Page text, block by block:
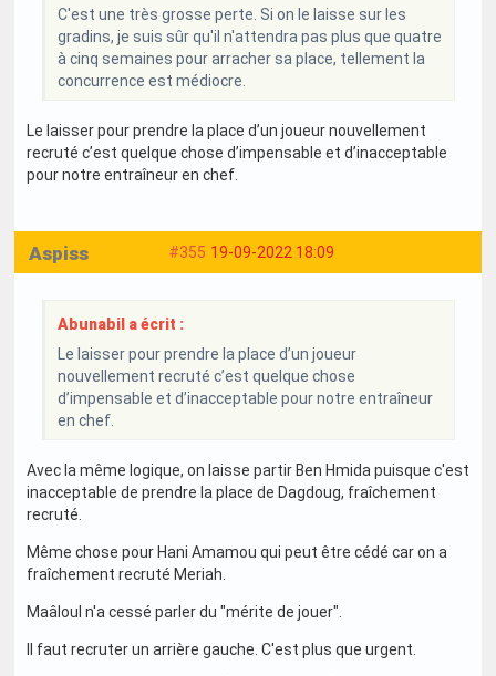
C'est une très grosse perte. Si on le laisse sur les
gradins, je suis sûr qu'il n'attendra pas plus que quatre
à cinq semaines pour arracher sa place, tellement la
concurrence est médiocre.
Le laisser pour prendre la place d’un joueur nouvellement
recruté c’est quelque chose d’impensable et d’inacceptable
pour notre entraîneur en chef.
#355 19-09-2022 18:09
Aspiss
Abunabil a écrit :
Le laisser pour prendre la place d’un joueur
nouvellement recruté c’est quelque chose
d’impensable et d’inacceptable pour notre entraîneur
en chef.
Avec la même logique, on laisse partir Ben Hmida puisque c'est
inacceptable de prendre la place de Dagdoug, fraîchement
recruté.
Même chose pour Hani Amamou qui peut être cédé car on a
fraîchement recruté Meriah.
Maâloul n'a cessé parler du "mérite de jouer".
Il faut recruter un arrière gauche. C'est plus que urgent.